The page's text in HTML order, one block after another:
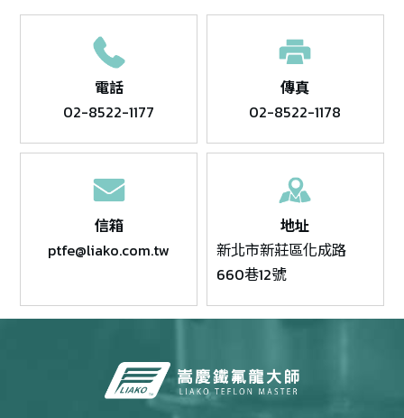
電話
02-8522-1177
傳真
02-8522-1178
信箱
ptfe@liako.com.tw
地址
新北市新莊區化成路
660巷12號